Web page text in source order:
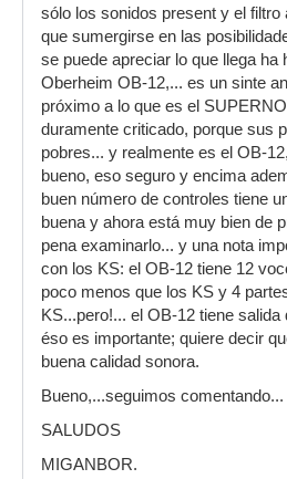
sólo los sonidos present y el
que sumergirse en las
se puede apreciar lo que llega ha
Oberheim OB-12,... es un sinte
próximo a lo que es el
duramente criticado, porque sus
pobres... y realmente es el OB-
bueno, eso seguro y encima
buen número de controles tiene
buena y ahora está muy bien de
pena examinarlo... y una nota
con los KS: el OB-12 tiene 12
poco menos que los KS y 4
KS...pero!... el OB-12 tiene salida
éso es importante; quiere decir
buena calidad sonora.
Bueno,...seguimos comentando...
SALUDOS
MIGANBOR.